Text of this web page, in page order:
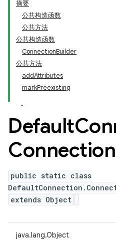
摘要
公共构造函数
公共方法
公共构造函数
ConnectionBuilder
公共方法
addAttributes
markPreexisting
Default
Connection
public static class
extends Object
java.lang.Object